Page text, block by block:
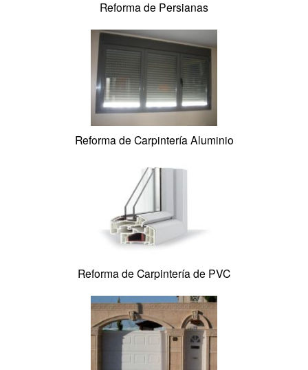
Reforma de Carpintería de Madera
Reforma de Persianas